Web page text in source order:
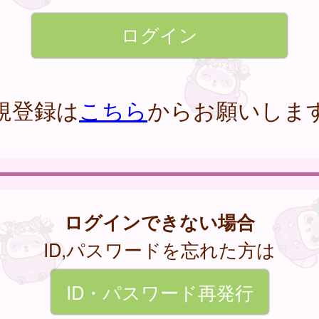
登録はこちらからお願いしま
ログインできない場合
ID,パスワードを忘れた方は
ID・パスワード再発行